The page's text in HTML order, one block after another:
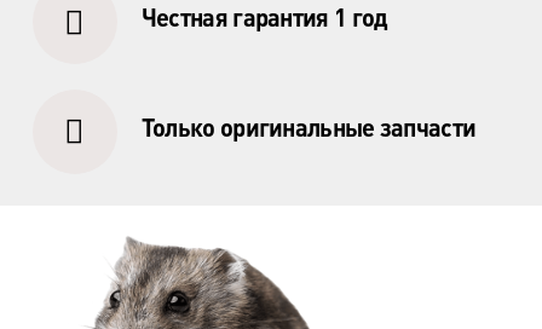
м. Гражданский пр.
м. Звёздная
ул. Звёздная, д.5, к.1 (вход с улицы)
м. Парк Победы, м. Московская
Честная гарантия 1 год
Только оригинальные запчасти